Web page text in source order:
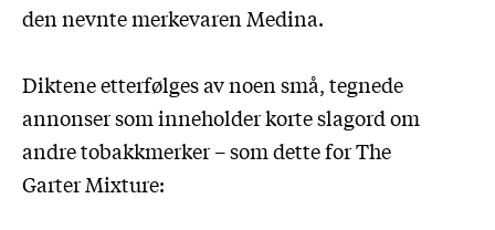
den nevnte merkevaren Medina.
Diktene etterfølges av noen små, tegnede
annonser som inneholder korte slagord om
andre tobakkmerker – som dette for The
Garter Mixture: